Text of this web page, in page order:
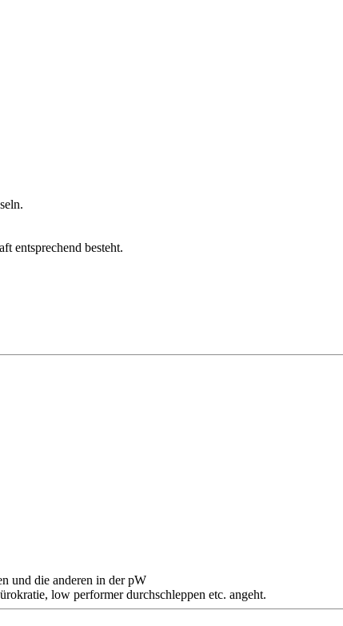
entsprechend besteht.
und die anderen in der pW
low performer durchschleppen etc. angeht.